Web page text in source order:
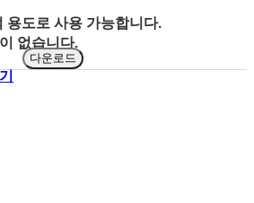
없습니다.
용도로 사용 가능합니다.
다운로드